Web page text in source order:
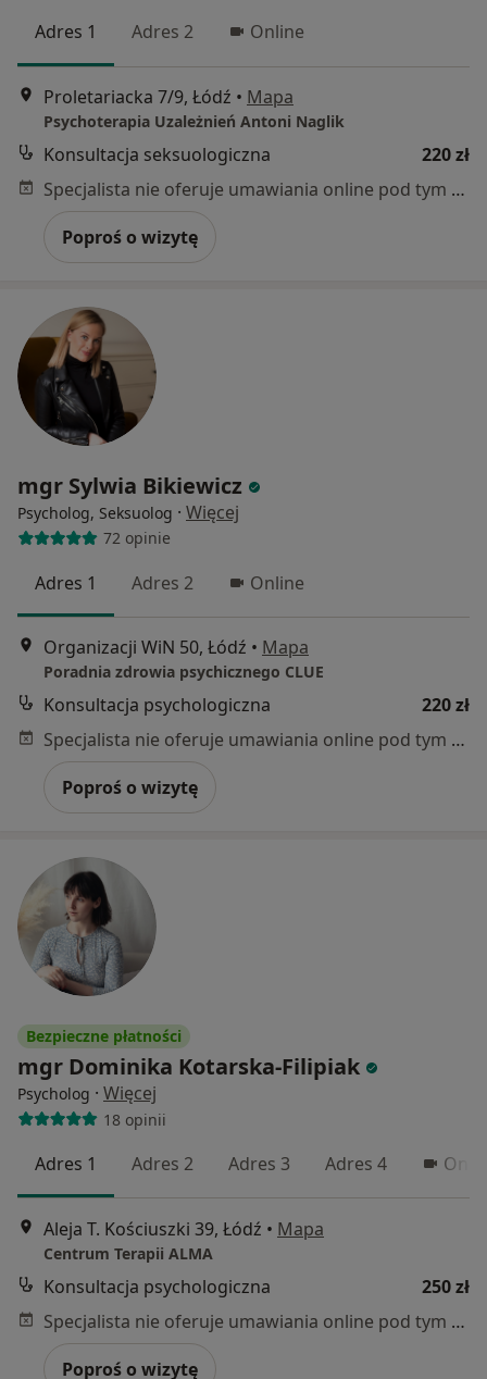
Adres 1 Adres 2 Online
Proletariacka 7/9, Łódź • Mapa
Psychoterapia Uzależnień Antoni Naglik
Konsultacja seksuologiczna
220 zł
Specjalista nie oferuje umawiania online pod tym adresem.
Poproś o wizytę
mgr Sylwia Bikiewicz
Psycholog, Seksuolog · Więcej
72 opinie
Adres 1 Adres 2 Online
Organizacji WiN 50, Łódź • Mapa
Poradnia zdrowia psychicznego CLUE
Konsultacja psychologiczna
220 zł
Specjalista nie oferuje umawiania online pod tym adresem.
Poproś o wizytę
Bezpieczne płatności
mgr Dominika Kotarska-Filipiak
Psycholog · Więcej
18 opinii
Adres 1 Adres 2 Adres 3 Adres 4
Aleja T. Kościuszki 39, Łódź • Mapa
Centrum Terapii ALMA
Konsultacja psychologiczna
250 zł
Specjalista nie oferuje umawiania online pod tym adresem.
Poproś o wizytę